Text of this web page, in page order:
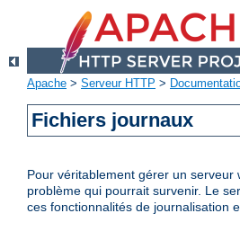
Apache > Serveur HTTP >
Fichiers journaux
Pour véritablement gérer un
problème qui pourrait survenir. Le
ces fonctionnalités de journalisation